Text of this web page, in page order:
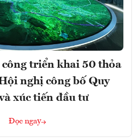
triển khai 50 thỏa
nghị công bố Quy
xúc tiến đầu tư
Đọc ngay